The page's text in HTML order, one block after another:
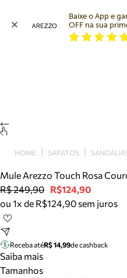
Bolsa
Tamanco
Tênis
Mule
Tire dúvidas sobre
Meus pedidos
Baixe o App e
OFF na sua
HOME SAPATOS
Mule Arezzo Touch Rosa
R$ 249,90 R$124,90
ou 1x de R$124,90 sem juros
Receba atéR$ 14,99de cashback
Saiba mais
Tamanhos